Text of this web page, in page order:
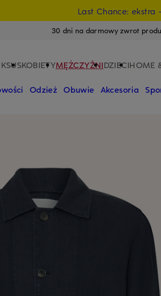
Last Chance: ekstra
30 dni na darmowy zwrot
KOBIETYMĘŻCZYŹNIDZIECIHOME
Odzież Obuwie Akcesoria